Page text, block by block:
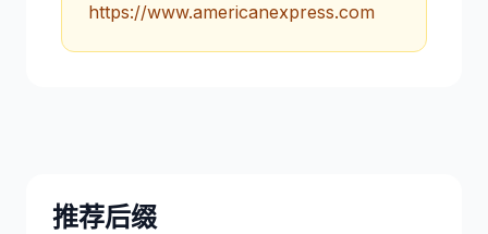
https://www.americanexpress.com
推荐后缀